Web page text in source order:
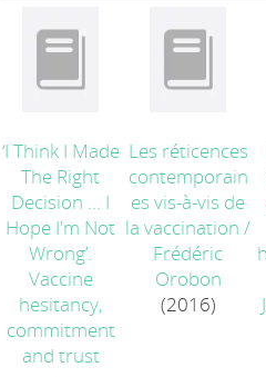
‘I Think I Made
The Right
Decision … I
Hope I'm Not
Wrong’.
Vaccine
hesitancy,
commitment
and trust
Les réticences
contemporain
es vis-à-vis de
la vaccination /
Frédéric
Orobon
(2016)